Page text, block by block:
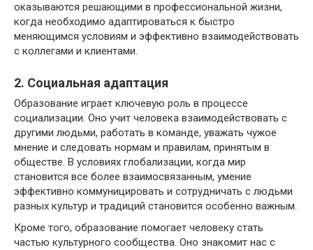
оказываются решающими в профессиональной жизни,
когда необходимо адаптироваться к быстро
меняющимся условиям и эффективно взаимодействовать
с коллегами и клиентами.
2. Социальная адаптация
Образование играет ключевую роль в процессе
социализации. Оно учит человека взаимодействовать с
другими людьми, работать в команде, уважать чужое
мнение и следовать нормам и правилам, принятым в
обществе. В условиях глобализации, когда мир
становится все более взаимосвязанным, умение
эффективно коммуницировать и сотрудничать с людьми
разных культур и традиций становится особенно важным.
Кроме того, образование помогает человеку стать
частью культурного сообщества. Оно знакомит нас с